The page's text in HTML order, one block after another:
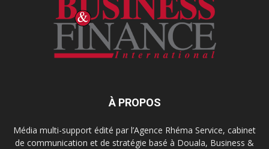
À PROPOS
Média multi-support édité par l’Agence Rhéma Service, cabinet
de communication et de stratégie basé à Douala, Business &